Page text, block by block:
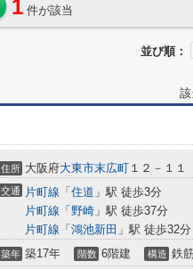
1 件が該当
並び順：
住所 大阪府大東市末広町 １２－１１
交通 片町線 「 住道 」駅 徒歩3分
片町線 「 野崎 」駅 徒歩37分
片町線 「 鴻池新田 」駅 徒歩32分
築年 築17年 階数 6階建 構造 鉄